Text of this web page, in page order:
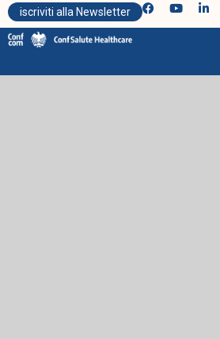
iscriviti alla Newsletter